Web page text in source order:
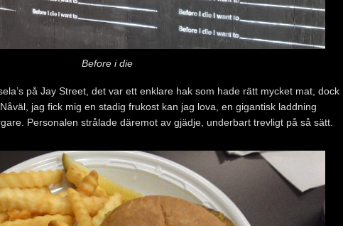
Before i die
på Jay Street, det var ett enklare hak som hade rätt mycket mat, dock
jag fick mig en stadig frukost kan jag lova, en gigantisk laddning
Personalen strålade däremot av gjädje, underbart trevligt på så sätt.